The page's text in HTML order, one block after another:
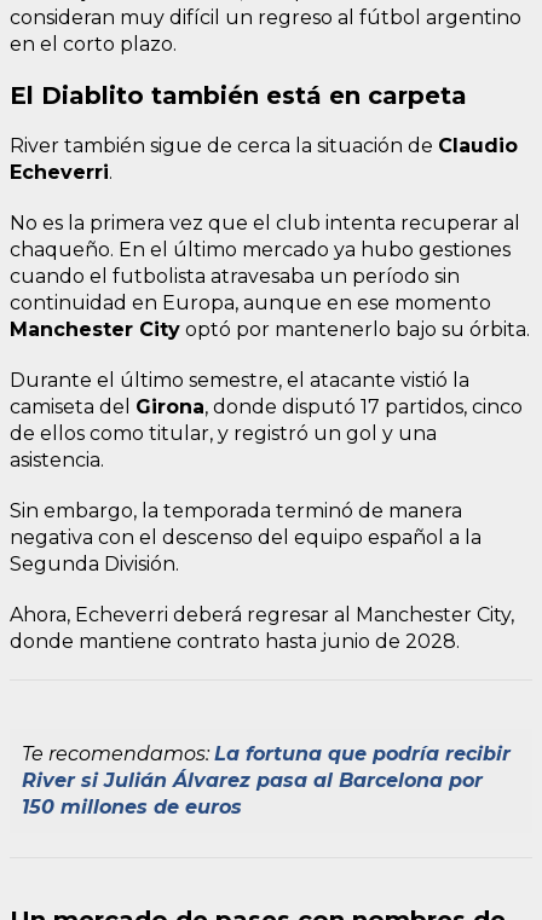
consideran muy difícil un regreso al fútbol argentino
en el corto plazo.
El Diablito también está en carpeta
River también sigue de cerca la situación de Claudio
Echeverri.
No es la primera vez que el club intenta recuperar al
chaqueño. En el último mercado ya hubo gestiones
cuando el futbolista atravesaba un período sin
continuidad en Europa, aunque en ese momento
Manchester City optó por mantenerlo bajo su órbita.
Durante el último semestre, el atacante vistió la
camiseta del Girona, donde disputó 17 partidos, cinco
de ellos como titular, y registró un gol y una
asistencia.
Sin embargo, la temporada terminó de manera
negativa con el descenso del equipo español a la
Segunda División.
Ahora, Echeverri deberá regresar al Manchester City,
donde mantiene contrato hasta junio de 2028.
Te recomendamos:La fortuna que podría recibir
River si Julián Álvarez pasa al Barcelona por
150 millones de euros